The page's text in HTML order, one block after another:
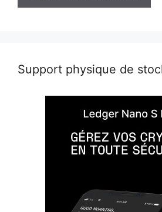
Support physique de